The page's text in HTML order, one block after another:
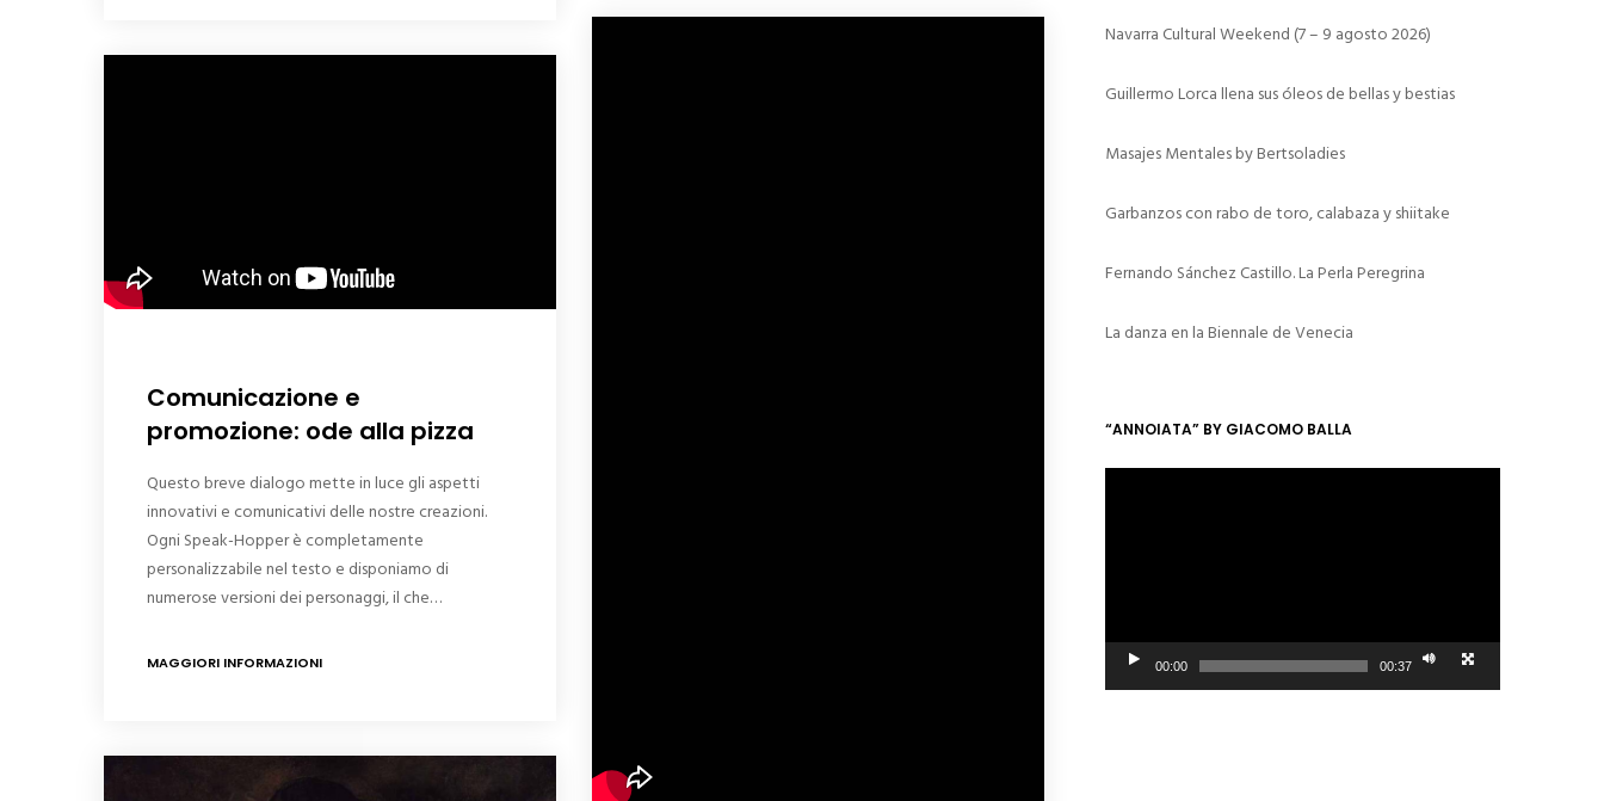
Comunicazione e
promozione: ode alla pizza
Questo breve dialogo mette in luce gli aspetti
innovativi e comunicativi delle nostre creazioni.
Ogni Speak-Hopper è completamente
personalizzabile nel testo e disponiamo di
numerose versioni dei personaggi, il che…
MAGGIORI INFORMAZIONI
Navarra Cultural Weekend (7 – 9 agosto 2026)
Guillermo Lorca llena sus óleos de bellas y bestias
Masajes Mentales by Bertsoladies
Garbanzos con rabo de toro, calabaza y shiitake
Fernando Sánchez Castillo. La Perla Peregrina
La danza en la Biennale de Venecia
“ANNOIATA” BY GIACOMO BALLA
00:00 00:37